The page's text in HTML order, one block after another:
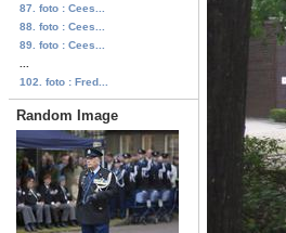
87. foto : Cees...
88. foto : Cees...
89. foto : Cees...
102. foto : Fred...
Random Image